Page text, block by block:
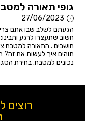
גופי תאורה
27/06/2023
הגעתם לשלב שבו אתם
חשוב שתעצרו לרגע
חושבים . התאורה למטבח
תוהים איך לעשות את זה?
נכונים למטבח. בחירת